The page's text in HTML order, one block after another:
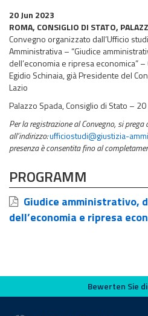
20 Jun 2023
ROMA, CONSIGLIO DI STATO,
Convegno organizzato dall’Ufficio
Amministrativa – “Giudice
dell’economia e ripresa economica”
Egidio Schinaia, già Presidente del
Lazio
Palazzo Spada, Consiglio di Stato –
Per la registrazione al Convegno, si prega
all’indirizzo:ufficiostudi@giustizia-
presenza è consentita fino al
PROGRAMM
Giudice amministrativo,
dell’economia e ripresa
Bewerten SieBewerten Sie